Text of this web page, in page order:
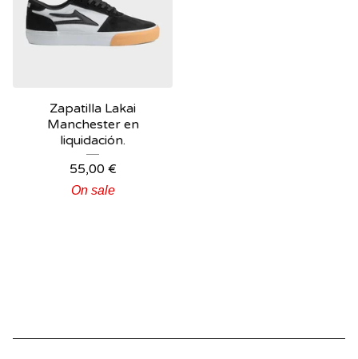
Zapatilla Lakai
Manchester en
liquidación.
55,00 €
On sale